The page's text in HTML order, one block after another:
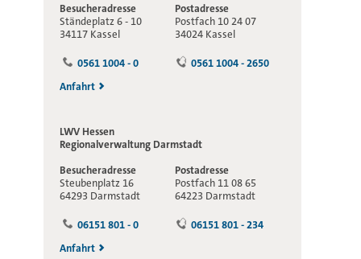
Besucheradresse
Ständeplatz 6 - 10
34117 Kassel
Postadresse
Postfach 10 24 07
34024 Kassel
0561 1004 - 0
0561 1004 - 2650
Anfahrt
LWV Hessen
Regionalverwaltung Darmstadt
Besucheradresse
Steubenplatz 16
64293 Darmstadt
Postadresse
Postfach 11 08 65
64223 Darmstadt
06151 801 - 0
06151 801 - 234
Anfahrt